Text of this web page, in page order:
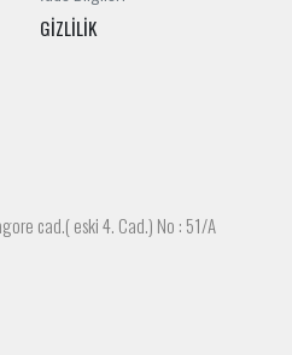
GİZLİLİK
cad.( eski 4. Cad.) No : 51/A